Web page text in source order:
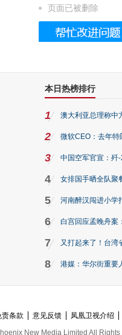
米的长卷，还原了600岁的紫禁
页面已被删除
本日热榜排行
1 澳大利亚总理称中
2 微软CEO：去年特
3 中国空军官宣：歼
4 女排国手晒全队聚
5 河南醉汉闯进小学
6 白宫回应孟晚舟案
7 又打起来了！台湾
8 港媒：华尔街重要
责条款 意见反馈 凤凰卫视介绍
New Media Limited All Rights